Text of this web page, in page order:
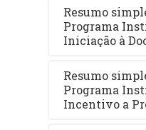
Resumo
Programa
Iniciação à
Resumo
Programa
Incentivo a